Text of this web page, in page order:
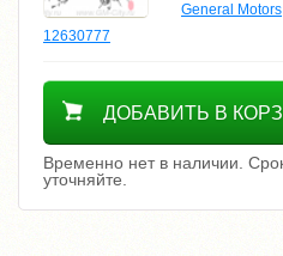
General Motors
12630777
Уточнить цену
ДОБАВИТЬ В
Временно нет в наличии.
уточняйте.